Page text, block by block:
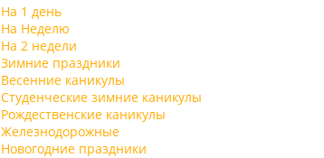
На 1 день
На Неделю
На 2 недели
Зимние праздники
Весенние каникулы
Студенческие зимние каникулы
Рождественские каникулы
Железнодорожные
Новогодние праздники